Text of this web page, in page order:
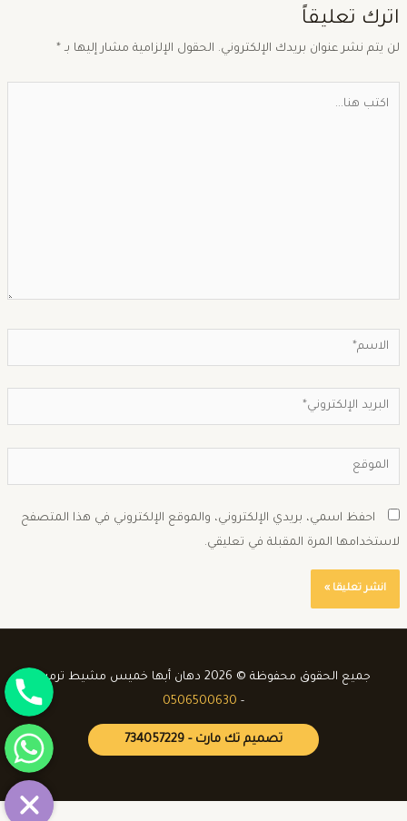
تعليقاً
يتم نشر عنوان بريدك الإلكتروني. الحقول الإلزامية مشار إليها بـ *
احفظ اسمي، بريدي الإلكتروني، والموقع الإلكتروني في هذا المتصفح
المرة المقبلة في تعليقي.
جميع الحقوق محفوظة © 2026 دهان أبها خميس مشيط ترميم
0506500630
تصميم تك مارت - 734057229
جوال
واتساب